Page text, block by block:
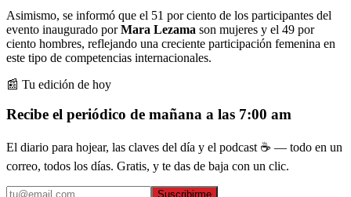
Asimismo, se informó que el 51 por ciento de los participantes del
evento inaugurado porMara Lezama son mujeres y el 49 por
ciento hombres, reflejando una creciente participación femenina en
este tipo de competencias internacionales.
📰 Tu edición de hoy
Recibe el periódico de mañana a las 7:00 am
El diario para hojear, las claves del día y el podcast ☕ — todo en un
correo, todos los días. Gratis, y te das de baja con un clic.
Suscribirme